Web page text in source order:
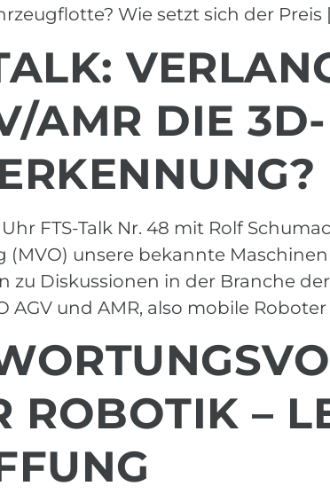
Wie setzt sich der Preis
AMR DIE 3D-
Uhr FTS-Talk Nr. 48 mit Rolf
unsere bekannte
zu Diskussionen in der Branche
AGV und AMR, also mobile
ROBOTIK –